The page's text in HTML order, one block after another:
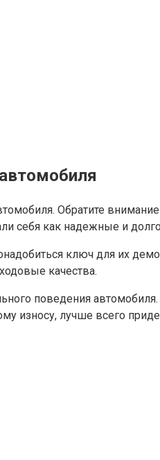
Обратите
себя как надежные и
ключ для их
качества.
поведения
износу, лучше всего